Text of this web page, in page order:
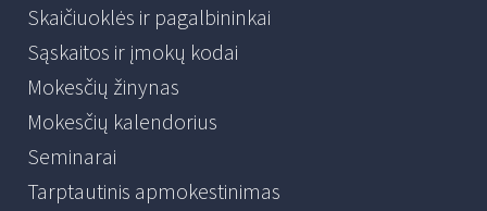
Skaičiuoklės ir pagalbininkai
Sąskaitos ir įmokų kodai
Mokesčių žinynas
Mokesčių kalendorius
Seminarai
Tarptautinis apmokestinimas